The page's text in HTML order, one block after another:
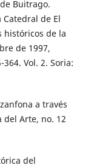
Buitrago.
de El
históricos de la
de 1997,
Vol. 2. Soria:
a través
del Arte, no. 12
del